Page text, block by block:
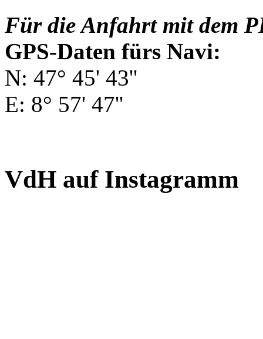
Für die Anfahrt mit dem
GPS-Daten fürs Navi:
N: 47° 45' 43''
E: 8° 57' 47''
VdH auf Instagramm